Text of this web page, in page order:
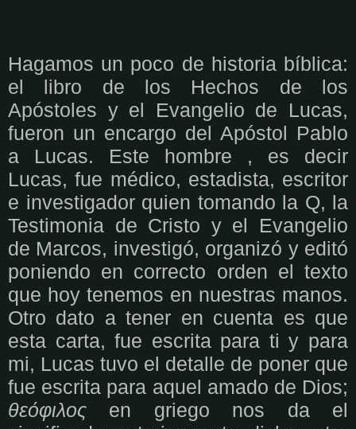
Hagamos un poco de historia bíblica:
el libro de los Hechos de los
Apóstoles y el Evangelio de Lucas,
fueron un encargo del Apóstol Pablo
a Lucas. Este hombre , es decir
Lucas, fue médico, estadista, escritor
e investigador quien tomando la Q, la
Testimonia de Cristo y el Evangelio
de Marcos, investigó, organizó y editó
poniendo en correcto orden el texto
que hoy tenemos en nuestras manos.
Otro dato a tener en cuenta es que
esta carta, fue escrita para ti y para
mi, Lucas tuvo el detalle de poner que
fue escrita para aquel amado de Dios;
θεόφιλος en griego nos da el